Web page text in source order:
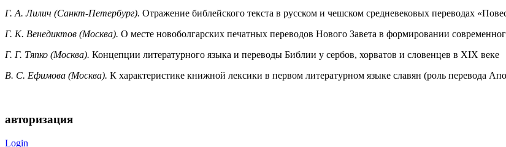
Г. А. Лилич (Санкт-Петербург). Отражение библейского текста в русском и чешском средневековых переводах
Г. К. Венедиктов (Москва). О месте новоболгарских печатных переводов Нового Завета в формировании
Г. Г. Тяпко (Москва). Концепции литературного языка и переводы Библии у сербов, хорватов и словенцев в XIX веке
В. С. Ефимова (Москва). К характеристике книжной лексики в первом литературном языке славян (роль перевода
авторизация
Login